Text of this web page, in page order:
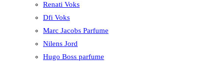
Renati Voks
Dfi Voks
Marc Jacobs Parfume
Nilens Jord
Hugo Boss parfume